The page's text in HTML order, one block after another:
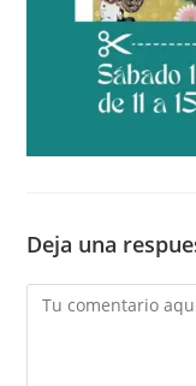
Deja una
Comentario